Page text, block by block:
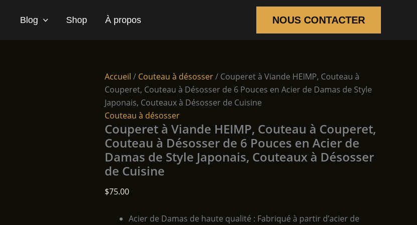
Blog Shop À propos NOUS CONTACTER
Accueil / Couteau à désosser/ Couperet à Viande HEIMP, Couteau à
Couperet, Couteau à Désosser de 6 Pouces en Acier de Damas de Style
Japonais, Couteaux à Désosser de Cuisine
Couteau à désosser
Couperet à Viande HEIMP, Couteau à Couperet,
Couteau à Désosser de 6 Pouces en Acier de
Damas de Style Japonais, Couteaux à Désosser
de Cuisine
$75.00
Acier de Damas de haute qualité : Fabriqué à partir d’acier de